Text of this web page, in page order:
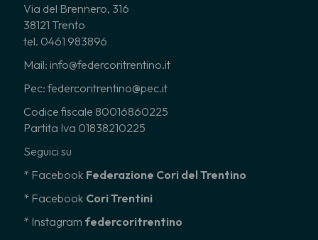
Via del Brennero, 316
38121 Trento
tel. 0461 983896
Mail: info@federcoritrentino.it
Pec: federcoritrentino@pec.it
Codice fiscale 80016860225
Partita Iva 01838210225
Seguici su
* Facebook Federazione Cori del Trentino
* Facebook Cori Trentini
* Instagram federcoritrentino